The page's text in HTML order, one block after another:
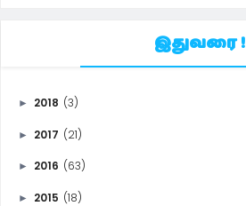
இதுவரை !
► 2018 (3)
► 2017 (21)
► 2016 (63)
► 2015 (18)